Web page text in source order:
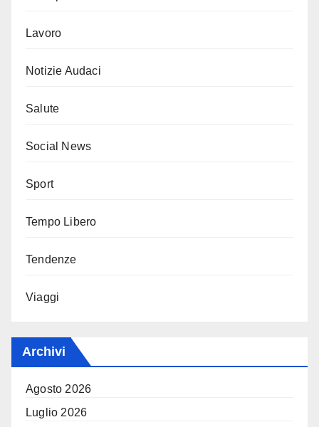
Lavoro
Notizie Audaci
Salute
Social News
Sport
Tempo Libero
Tendenze
Viaggi
Archivi
Agosto 2026
Luglio 2026